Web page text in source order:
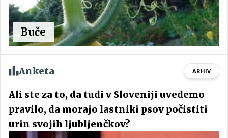
Buče
Anketa ARHIV
Ali ste za to, da tudi v Sloveniji uvedemo
pravilo, da morajo lastniki psov počistiti
urin svojih ljubljenčkov?